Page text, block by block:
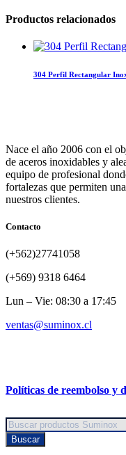
Productos relacionados
304 Perfil Rectangular
Nace el año 2006 con el
de aceros inoxidables y
equipo de profesional
fortalezas que permiten
nuestros clientes.
Contacto
(+562)27741058
(+569) 9318 6464
Lun – Vie: 08:30 a 17:45
ventas@suminox.cl
Políticas de reembolso y
Búsqueda
de
productos
Buscar